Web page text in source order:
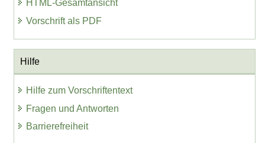
HTML-Gesamtansicht
Vorschrift als PDF
Hilfe
Hilfe zum Vorschriftentext
Fragen und Antworten
Barrierefreiheit